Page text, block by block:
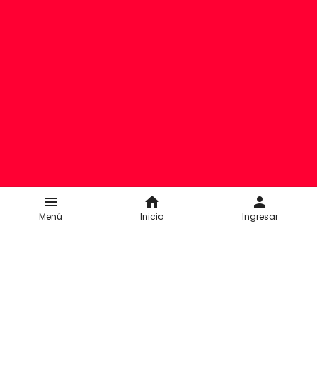
menu
Menú
home
Inicio
person
Ingresar